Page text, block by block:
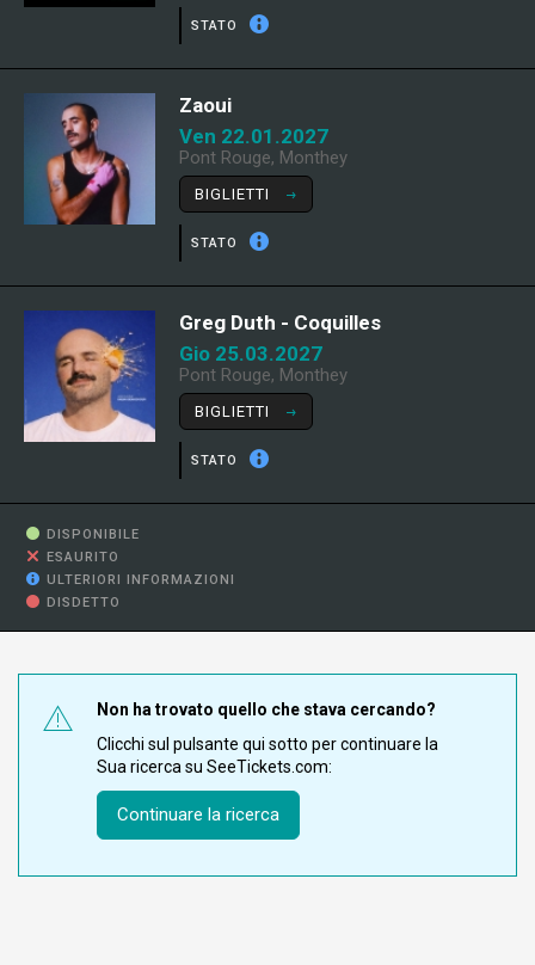
STATO
Zaoui
Ven 22.01.2027
Pont Rouge, Monthey
BIGLIETTI
STATO
Greg Duth - Coquilles
Gio 25.03.2027
Pont Rouge, Monthey
BIGLIETTI
STATO
DISPONIBILE
ESAURITO
ULTERIORI INFORMAZIONI
DISDETTO
Non ha trovato quello che stava cercando?
Clicchi sul pulsante qui sotto per continuare la
Sua ricerca su SeeTickets.com:
Continuare la ricerca